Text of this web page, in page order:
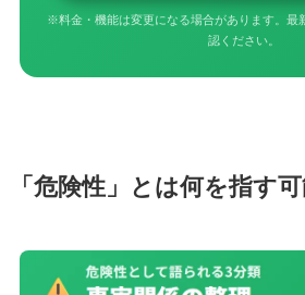
※料金・機能は変更になる場合があります。最
認ください。
「危険性」とは何を指す